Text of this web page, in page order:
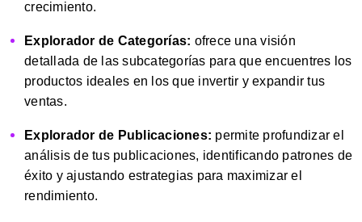
crecimiento.
Explorador de Categorías: ofrece una visión
detallada de las subcategorías para que encuentres los
productos ideales en los que invertir y expandir tus
ventas.
Explorador de Publicaciones: permite profundizar el
análisis de tus publicaciones, identificando patrones de
éxito y ajustando estrategias para maximizar el
rendimiento.